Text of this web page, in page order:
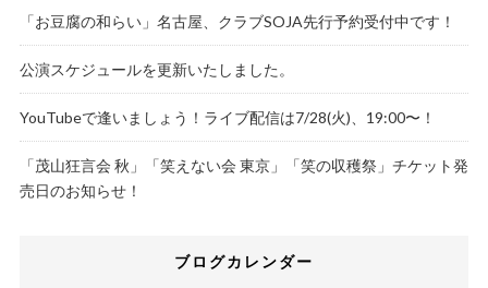
「お豆腐の和らい」名古屋、クラブSOJA先行予約受付中です！
公演スケジュールを更新いたしました。
YouTubeで逢いましょう！ライブ配信は7/28(火)、19:00〜！
「茂山狂言会 秋」「笑えない会 東京」「笑の収穫祭」チケット発
売日のお知らせ！
ブログカレンダー